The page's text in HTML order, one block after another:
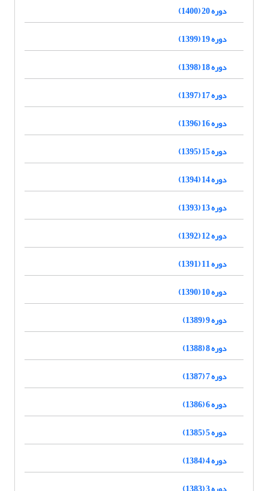
دوره 20 (1400)
دوره 19 (1399)
دوره 18 (1398)
دوره 17 (1397)
دوره 16 (1396)
دوره 15 (1395)
دوره 14 (1394)
دوره 13 (1393)
دوره 12 (1392)
دوره 11 (1391)
دوره 10 (1390)
دوره 9 (1389)
دوره 8 (1388)
دوره 7 (1387)
دوره 6 (1386)
دوره 5 (1385)
دوره 4 (1384)